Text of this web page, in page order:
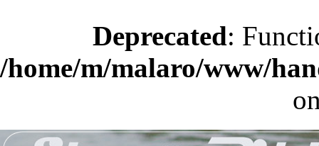
Deprecated:
/home/m/malaro/www/